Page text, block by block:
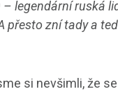
legendární ruská
přesto zní tady a
si nevšimli, že